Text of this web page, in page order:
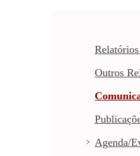
Outros
Agenda/